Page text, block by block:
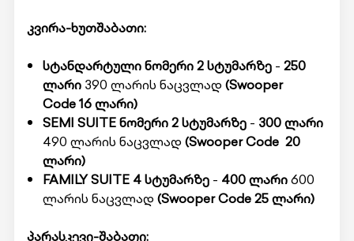
კვირა-ხუთშაბათი:
სტანდარტული ნომერი 2 სტუმარზე- 250
ლარი390 ლარის ნაცვლად (Swooper
Code 16 ლარი)
SEMI SUITE ნომერი 2 სტუმარზე- 300 ლარი
490 ლარის ნაცვლად (Swooper Code 20
ლარი)
FAMILY SUITE 4 სტუმარზე- 400 ლარი600
ლარის ნაცვლად (Swooper Code 25 ლარი)
პარასკევი-შაბათი: